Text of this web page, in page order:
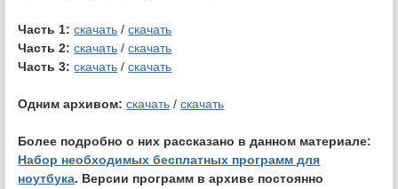
Часть 1: скачать /скачать
Часть 2: скачать /скачать
Часть 3: скачать /скачать
Одним архивом: скачать /скачать
Более подробно о них рассказано в данном материале:
Набор необходимых бесплатных программ для
ноутбука. Версии программ в архиве постоянно